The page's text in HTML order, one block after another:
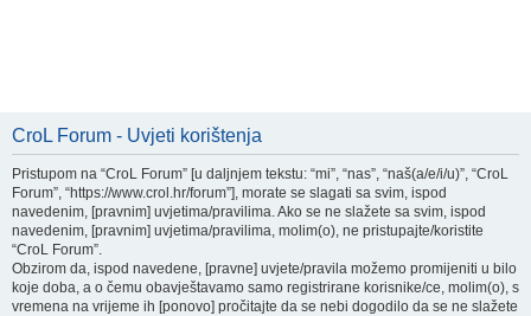
CroL Forum - Uvjeti korištenja
Pristupom na “CroL Forum” [u daljnjem tekstu: “mi”, “nas”, “naš(a/e/i/u)”, “CroL
Forum”, “https://www.crol.hr/forum”], morate se slagati sa svim, ispod
navedenim, [pravnim] uvjetima/pravilima. Ako se ne slažete sa svim, ispod
navedenim, [pravnim] uvjetima/pravilima, molim(o), ne pristupajte/koristite
“CroL Forum”.
Obzirom da, ispod navedene, [pravne] uvjete/pravila možemo promijeniti u bilo
koje doba, a o čemu obavještavamo samo registrirane korisnike/ce, molim(o), s
vremena na vrijeme ih [ponovo] pročitajte da se nebi dogodilo da se ne slažete